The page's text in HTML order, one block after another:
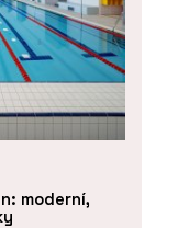
moderní,